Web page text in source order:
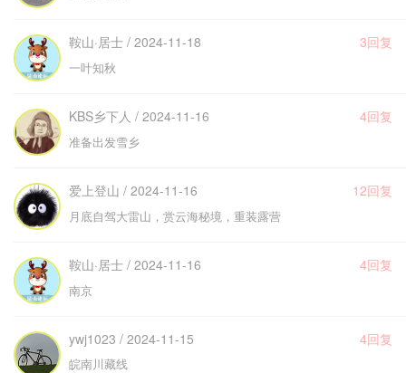
鞍山·居士 / 2024-11-18 3回复
一叶知秋
KBS乡下人 / 2024-11-16 4回复
准备出发雪乡
爱上登山 / 2024-11-16 12回复
月底自驾大雷山，赏云海秘境，重装露营
鞍山·居士 / 2024-11-16 4回复
南京
ywj1023 / 2024-11-15 4回复
皖南川藏线